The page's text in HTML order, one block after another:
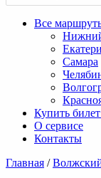
Все
Самара
Купить
О сервисе
Контакты
Главная /